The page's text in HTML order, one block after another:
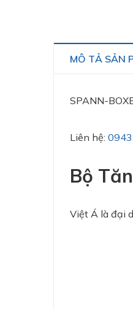
MÔ TẢ SẢN
SPANN-
Liên hệ:
Bộ
Việt Á là đại